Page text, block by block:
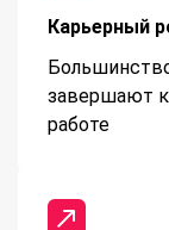
Карьерный
завершают
работе